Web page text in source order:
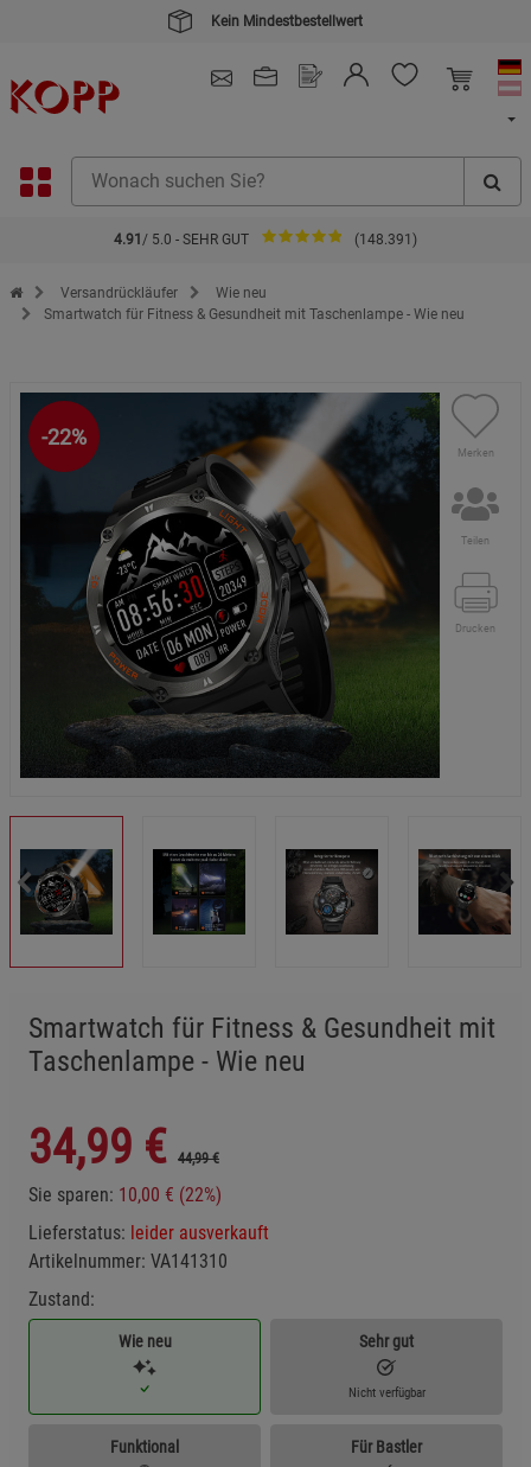
Kein Mindestbestellwert
4.91 / 5.0 - SEHR GUT (148.391)
Zur Startseite des Kopp Verlag Online-Shop
Versandrückläufer
Wie neu
Smartwatch für Fitness & Gesundheit mit Taschenlampe - Wie neu
-22%
Merken
Teilen
Drucken
Smartwatch für Fitness & Gesundheit mit
Taschenlampe - Wie neu
34,99 € 44,99 €
Sie sparen: 10,00 € (22%)
Lieferstatus: leider ausverkauft
Artikelnummer: VA141310
Zustand:
Wie neu Sehr gut
Nicht verfügbar
Funktional Für Bastler